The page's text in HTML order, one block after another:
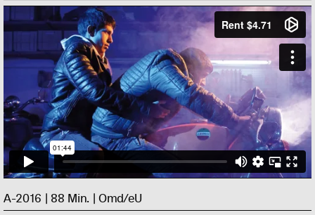
Info
A-2016 | 88 Min. | Omd/eU